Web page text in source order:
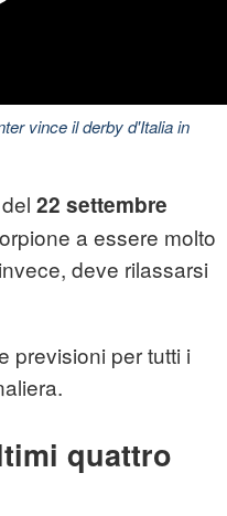
vince il derby d'Italia in
del 22 settembre
a essere molto
deve rilassarsi
previsioni per tutti i
quattro